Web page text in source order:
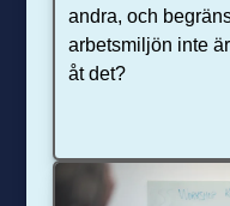
andra, och
arbetsmiljön inte
åt det?